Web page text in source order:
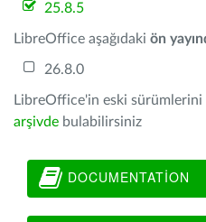
25.8.5
LibreOffice aşağıdaki ön
26.8.0
LibreOffice'in eski
arşivde bulabilirsiniz
DOCUMENTATION